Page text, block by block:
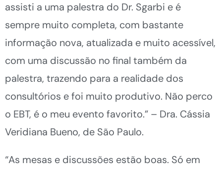
assisti a uma palestra do Dr. Sgarbi e é
sempre muito completa, com bastante
informação nova, atualizada e muito acessível,
com uma discussão no final também da
palestra, trazendo para a realidade dos
consultórios e foi muito produtivo. Não perco
o EBT, é o meu evento favorito.” – Dra. Cássia
Veridiana Bueno, de São Paulo.
“As mesas e discussões estão boas. Só em